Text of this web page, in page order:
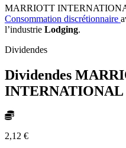
MARRIOTT
Consommation discrétionnaire
l’industrie Lodging.
Dividendes
Dividendes
INTERNATIONAL
2,12 €